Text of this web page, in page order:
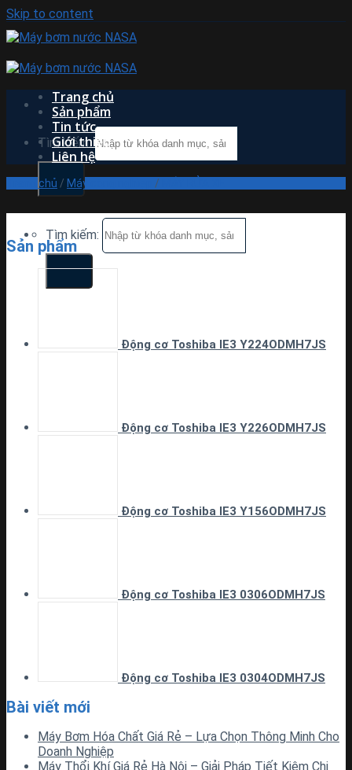
Skip to content
Tìm kiếm:
Tìm kiếm:
Trang chủ
Sản phẩm
Tin tức
Giới thiệu
Liên hệ
Trang chủ / Máy công nghiệp /
Sản phẩm
Động cơ Toshiba IE3 Y224ODMH7JS
Động cơ Toshiba IE3 Y226ODMH7JS
Động cơ Toshiba IE3 Y156ODMH7JS
Động cơ Toshiba IE3 0306ODMH7JS
Động cơ Toshiba IE3 0304ODMH7JS
Bài viết mới
Máy Bơm Hóa Chất Giá Rẻ – Lựa Chọn Thông Minh Cho
Doanh Nghiệp
Máy Thổi Khí Giá Rẻ Hà Nội – Giải Pháp Tiết Kiệm Chi